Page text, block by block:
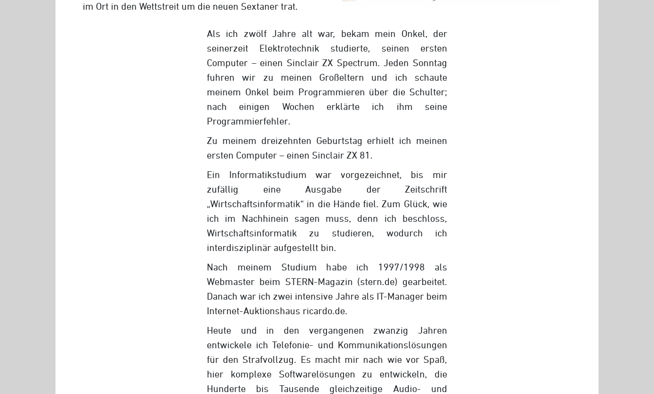
im Ort in den Wettstreit um die neuen Sextaner trat.
Als ich zwölf Jahre alt war, bekam mein Onkel, der
seinerzeit Elektrotechnik studierte, seinen ersten
Computer – einen Sinclair ZX Spectrum. Jeden Sonntag
fuhren wir zu meinen Großeltern und ich schaute
meinem Onkel beim Programmieren über die Schulter;
nach einigen Wochen erklärte ich ihm seine
Programmierfehler.
Zu meinem dreizehnten Geburtstag erhielt ich meinen
ersten Computer – einen Sinclair ZX 81.
Ein Informatikstudium war vorgezeichnet, bis mir
zufällig eine Ausgabe der Zeitschrift
„Wirtschaftsinformatik“ in die Hände fiel. Zum Glück, wie
ich im Nachhinein sagen muss, denn ich beschloss,
Wirtschaftsinformatik zu studieren, wodurch ich
interdisziplinär aufgestellt bin.
Nach meinem Studium habe ich 1997/1998 als
Webmaster beim STERN-Magazin (stern.de) gearbeitet.
Danach war ich zwei intensive Jahre als IT-Manager beim
Internet-Auktionshaus ricardo.de.
Heute und in den vergangenen zwanzig Jahren
entwickele ich Telefonie- und Kommunikationslösungen
für den Strafvollzug. Es macht mir nach wie vor Spaß,
hier komplexe Softwarelösungen zu entwickeln, die
Hunderte bis Tausende gleichzeitige Audio- und